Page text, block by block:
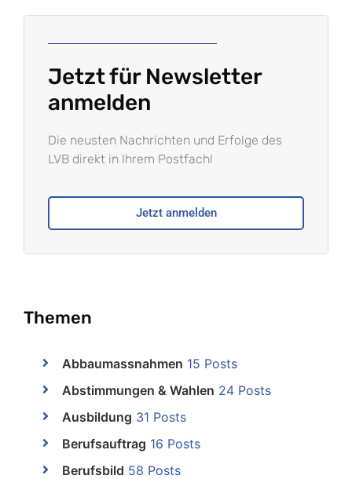
Jetzt für Newsletter
anmelden
Die neusten Nachrichten und Erfolge des
LVB direkt in Ihrem Postfach!
Jetzt anmelden
Themen
Abbaumassnahmen 15 Posts
Abstimmungen & Wahlen 24 Posts
Ausbildung 31 Posts
Berufsauftrag 16 Posts
Berufsbild 58 Posts